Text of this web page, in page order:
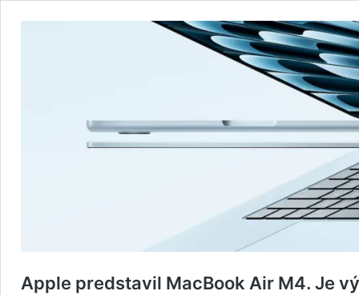
Apple predstavil MacBook Air M4. Je